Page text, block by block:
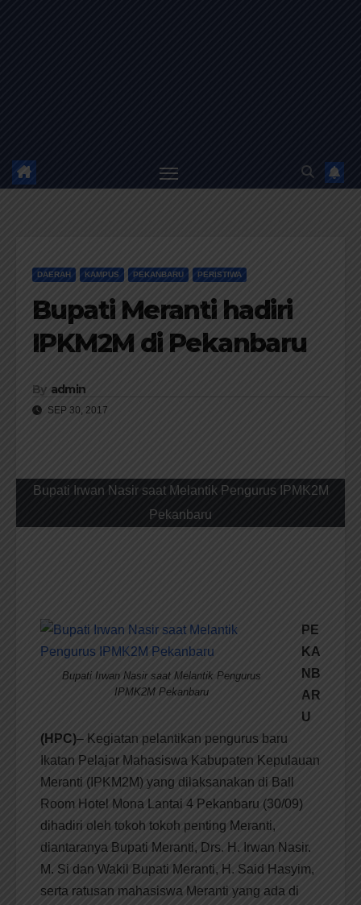
DAERAH KAMPUS PEKANBARU PERISTIWA
Bupati Meranti hadiri
IPKM2M di Pekanbaru
By admin
SEP 30, 2017
Bupati Irwan Nasir saat Melantik Pengurus IPMK2M
Pekanbaru
Bupati Irwan Nasir saat Melantik Pengurus
IPMK2M Pekanbaru
PE
KA
NB
AR
U
(HPC)– Kegiatan pelantikan pengurus baru
Ikatan Pelajar Mahasiswa Kabupaten Kepulauan
Meranti (IPKM2M) yang dilaksanakan di Ball
Room Hotel Mona Lantai 4 Pekanbaru (30/09)
dihadiri oleh tokoh tokoh penting Meranti,
diantaranya Bupati Meranti, Drs. H. Irwan Nasir.
M. Si dan Wakil Bupati Meranti, H. Said Hasyim,
serta ratusan mahasiswa Meranti yang ada di